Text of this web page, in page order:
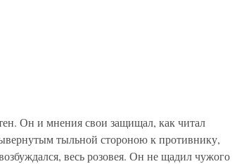
Он и мнения свои защищал, как читал
тыльной стороною к противнику,
весь розовея. Он не щадил чужого